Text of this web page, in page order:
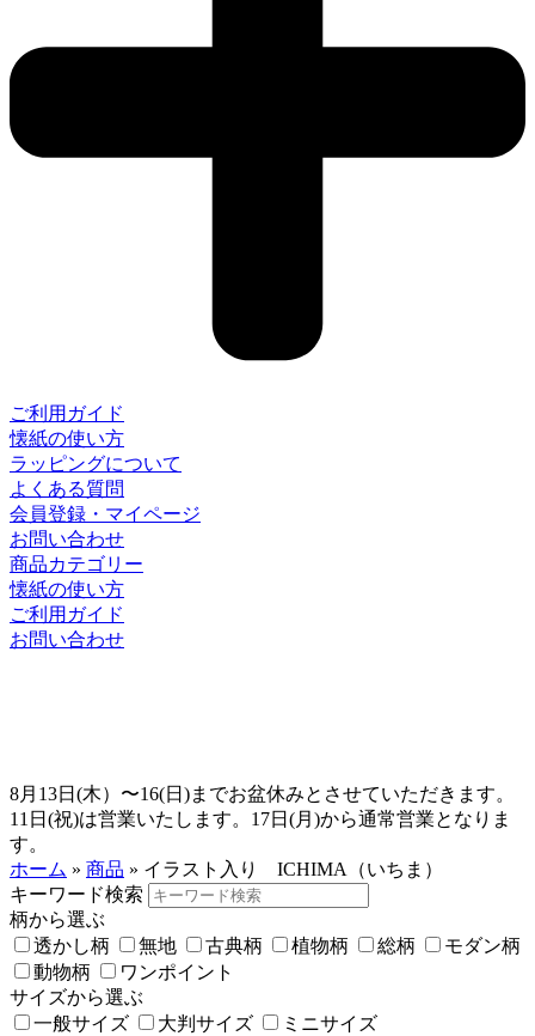
ご利用ガイド
懐紙の使い方
ラッピングについて
よくある質問
会員登録・マイページ
お問い合わせ
商品カテゴリー
懐紙の使い方
ご利用ガイド
お問い合わせ
8月13日(木）〜16(日)までお盆休みとさせていただきます。
11日(祝)は営業いたします。17日(月)から通常営業となりま
す。
ホーム » 商品 » イラスト入り ICHIMA（いちま）
キーワード検索
柄から選ぶ
透かし柄
無地 古典柄 植物柄 総柄
モダン柄
動物柄
ワンポイント
サイズから選ぶ
一般サイズ
大判サイズ
ミニサイズ